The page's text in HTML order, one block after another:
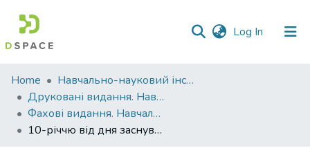
Log In (current)
Communities
&
Collections
All of DSpace
Home
Навчально-науковий інститут агротехнологій, селекції та екології
Друковані видання. Навчально-науковий інститут агротехнологій, селекції та екології
Фахові видання. Навчально-науковий інститут агротехнологій, селекції та екології
10-річчю від дня заснування центру історії аграрної науки державної наукової сільськогосподарської бібліотеки НААН